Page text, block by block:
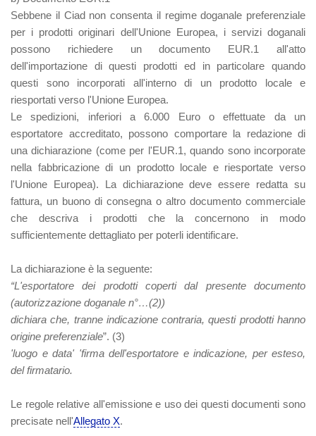
Sebbene il Ciad non consenta il regime doganale preferenziale
per i prodotti originari dell'Unione Europea, i servizi doganali
possono richiedere un documento EUR.1 all'atto
dell'importazione di questi prodotti ed in particolare quando
questi sono incorporati all'interno di un prodotto locale e
riesportati verso l'Unione Europea.
Le spedizioni, inferiori a 6.000 Euro o effettuate da un
esportatore accreditato, possono comportare la redazione di
una dichiarazione (come per l'EUR.1, quando sono incorporate
nella fabbricazione di un prodotto locale e riesportate verso
l'Unione Europea). La dichiarazione deve essere redatta su
fattura, un buono di consegna o altro documento commerciale
che descriva i prodotti che la concernono in modo
sufficientemente dettagliato per poterli identificare.
La dichiarazione è la seguente:
“L'esportatore dei prodotti coperti dal presente documento
(autorizzazione doganale n°…(2))
dichiara che, tranne indicazione contraria, questi prodotti hanno
origine preferenziale”. (3)
'luogo e data' 'firma dell'esportatore e indicazione, per esteso,
del firmatario.
Le regole relative all'emissione e uso dei questi documenti sono
precisate nell'Allegato X.